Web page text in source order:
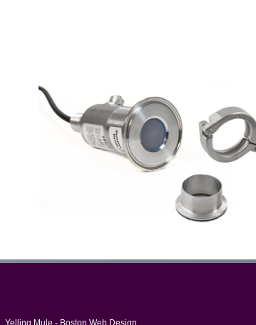
Yelling Mule - Boston Web Design